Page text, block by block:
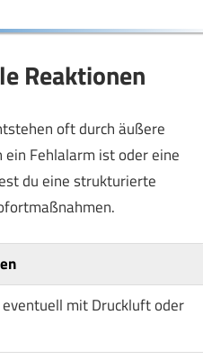
Reaktionen
oft durch äußere
Fehlalarm ist oder eine
du eine strukturierte
mit Druckluft oder